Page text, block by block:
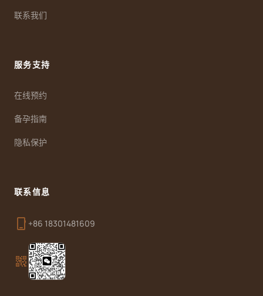
联系我们
服务支持
在线预约
备孕指南
隐私保护
联系信息
phone_iphone +86 18301481609
qr_code_2